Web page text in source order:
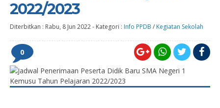
2022/2023
Diterbitkan : Rabu, 8 Jun 2022- Kategori : Info PPDB / Kegiatan Sekolah
0